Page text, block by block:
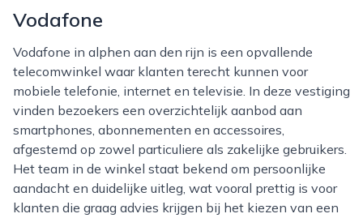
Vodafone
Vodafone in alphen aan den rijn is een opvallende
telecomwinkel waar klanten terecht kunnen voor
mobiele telefonie, internet en televisie. In deze vestiging
vinden bezoekers een overzichtelijk aanbod aan
smartphones, abonnementen en accessoires,
afgestemd op zowel particuliere als zakelijke gebruikers.
Het team in de winkel staat bekend om persoonlijke
aandacht en duidelijke uitleg, wat vooral prettig is voor
klanten die graag advies krijgen bij het kiezen van een